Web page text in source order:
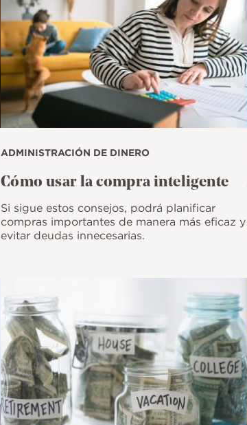
ADMINISTRACIÓN DE DINERO
Cómo usar la compra inteligente
Si sigue estos consejos, podrá planificar
compras importantes de manera más eficaz y
evitar deudas innecesarias.